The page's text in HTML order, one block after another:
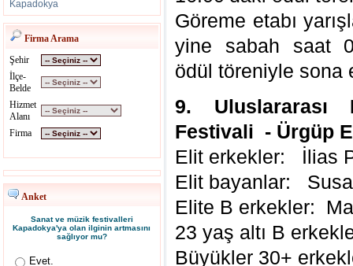
Kapadokya
Firma Arama
Şehir
İlçe-
Belde
Hizmet
Alanı
Firma
Anket
Sanat ve müzik festivalleri
Kapadokya'ya olan ilginin artmasını
sağlıyor mu?
Evet.
Göreme etabı
yine sabah saat
ödül töreniyle sona
9. Uluslararası
Festivali - Ürgüp
Elit erkekler: İlias
Elit bayanlar:
Elite B erkekler:
23 yaş altı B
Büyükler 30+